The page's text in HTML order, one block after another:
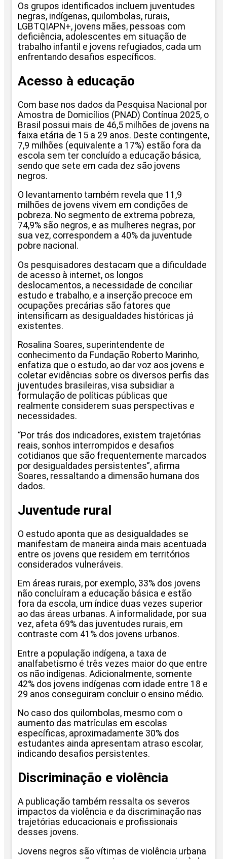
Os grupos identificados incluem juventudes
negras, indígenas, quilombolas, rurais,
LGBTQIAPN+, jovens mães, pessoas com
deficiência, adolescentes em situação de
trabalho infantil e jovens refugiados, cada um
enfrentando desafios específicos.
Acesso à educação
Com base nos dados da Pesquisa Nacional por
Amostra de Domicílios (PNAD) Contínua 2025, o
Brasil possui mais de 46,5 milhões de jovens na
faixa etária de 15 a 29 anos. Deste contingente,
7,9 milhões (equivalente a 17%) estão fora da
escola sem ter concluído a educação básica,
sendo que sete em cada dez são jovens
negros.
O levantamento também revela que 11,9
milhões de jovens vivem em condições de
pobreza. No segmento de extrema pobreza,
74,9% são negros, e as mulheres negras, por
sua vez, correspondem a 40% da juventude
pobre nacional.
Os pesquisadores destacam que a dificuldade
de acesso à internet, os longos
deslocamentos, a necessidade de conciliar
estudo e trabalho, e a inserção precoce em
ocupações precárias são fatores que
intensificam as desigualdades históricas já
existentes.
Rosalina Soares, superintendente de
conhecimento da Fundação Roberto Marinho,
enfatiza que o estudo, ao dar voz aos jovens e
coletar evidências sobre os diversos perfis das
juventudes brasileiras, visa subsidiar a
formulação de políticas públicas que
realmente considerem suas perspectivas e
necessidades.
“Por trás dos indicadores, existem trajetórias
reais, sonhos interrompidos e desafios
cotidianos que são frequentemente marcados
por desigualdades persistentes”, afirma
Soares, ressaltando a dimensão humana dos
dados.
Juventude rural
O estudo aponta que as desigualdades se
manifestam de maneira ainda mais acentuada
entre os jovens que residem em territórios
considerados vulneráveis.
Em áreas rurais, por exemplo, 33% dos jovens
não concluíram a educação básica e estão
fora da escola, um índice duas vezes superior
ao das áreas urbanas. A informalidade, por sua
vez, afeta 69% das juventudes rurais, em
contraste com 41% dos jovens urbanos.
Entre a população indígena, a taxa de
analfabetismo é três vezes maior do que entre
os não indígenas. Adicionalmente, somente
42% dos jovens indígenas com idade entre 18 e
29 anos conseguiram concluir o ensino médio.
No caso dos quilombolas, mesmo com o
aumento das matrículas em escolas
específicas, aproximadamente 30% dos
estudantes ainda apresentam atraso escolar,
indicando desafios persistentes.
Discriminação e violência
A publicação também ressalta os severos
impactos da violência e da discriminação nas
trajetórias educacionais e profissionais
desses jovens.
Jovens negros são vítimas de violência urbana